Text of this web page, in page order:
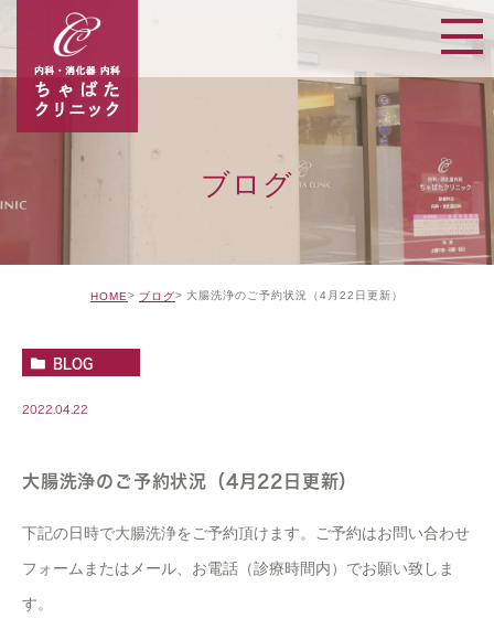
ブログ
HOME ブログ 大腸洗浄のご予約状況（4月22日更新）
BLOG
2022.04.22
大腸洗浄のご予約状況（4月22日更新）
下記の日時で大腸洗浄をご予約頂けます。ご予約はお問い合わせ
フォームまたはメール、お電話（診療時間内）でお願い致しま
す。